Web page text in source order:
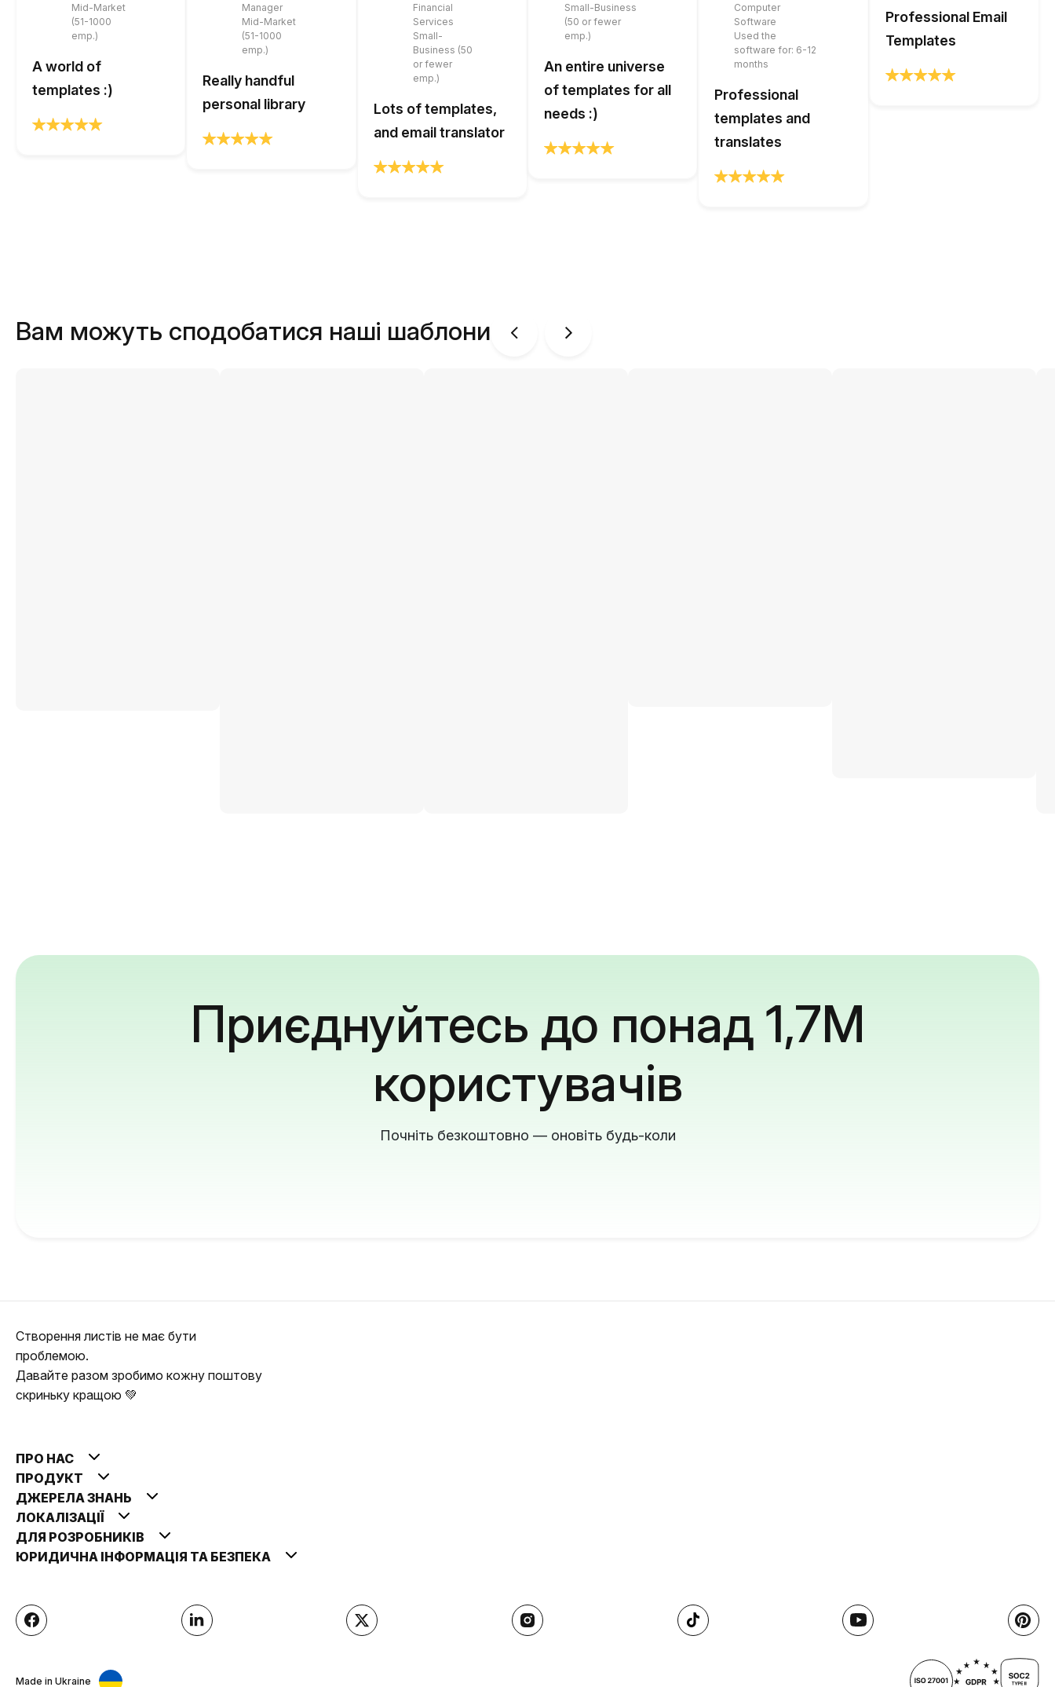
Mid-Market
(51-1000
emp.)
A world of
templates :)
Manager
Mid-Market
(51-1000
emp.)
Really handful
personal library
Financial
Services
Small-
Business (50
or fewer
emp.)
Lots of templates,
and email translator
Small-Business
(50 or fewer
emp.)
An entire universe
of templates for all
needs :)
Computer
Software
Used the
software for: 6-12
months
Professional
templates and
translates
Professional Email
Templates
Вам можуть сподобатися наші шаблони
Приєднуйтесь до понад 1,7M
користувачів
Почніть безкоштовно — оновіть будь-коли
Створення листів не має бути
проблемою.
Давайте разом зробимо кожну поштову
скриньку кращою 💚
ПРО НАС
ПРОДУКТ
ДЖЕРЕЛА ЗНАНЬ
ЛОКАЛІЗАЦІЇ
ДЛЯ РОЗРОБНИКІВ
ЮРИДИЧНА ІНФОРМАЦІЯ ТА БЕЗПЕКА
Made in Ukraine